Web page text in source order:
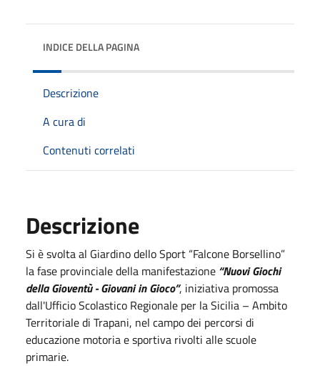
INDICE DELLA PAGINA
Descrizione
A cura di
Contenuti correlati
Descrizione
Si è svolta al Giardino dello Sport “Falcone Borsellino”
la fase provinciale della manifestazione “Nuovi Giochi
della Gioventù - Giovani in Gioco”, iniziativa promossa
dall'Ufficio Scolastico Regionale per la Sicilia – Ambito
Territoriale di Trapani, nel campo dei percorsi di
educazione motoria e sportiva rivolti alle scuole
primarie.